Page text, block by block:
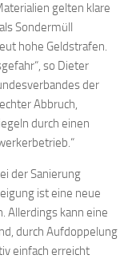
gelten klare
Sondermüll
hohe Geldstrafen.
so Dieter
der
Abbruch,
durch einen
der Sanierung
ist eine neue
Allerdings kann eine
durch Aufdoppelung
einfach erreicht